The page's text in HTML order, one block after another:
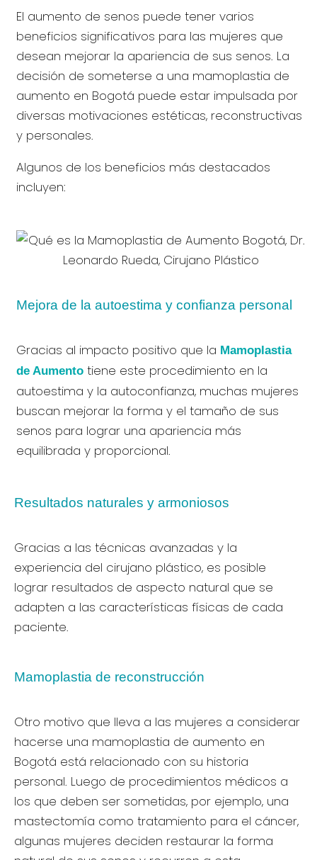
El aumento de senos puede tener varios
beneficios significativos para las mujeres que
desean mejorar la apariencia de sus senos. La
decisión de someterse a una mamoplastia de
aumento en Bogotá puede estar impulsada por
diversas motivaciones estéticas, reconstructivas
y personales.
Algunos de los beneficios más destacados
incluyen:
Mejora de la autoestima y confianza personal
Gracias al impacto positivo que la Mamoplastia
de Aumento tiene este procedimiento en la
autoestima y la autoconfianza, muchas mujeres
buscan mejorar la forma y el tamaño de sus
senos para lograr una apariencia más
equilibrada y proporcional.
Resultados naturales y armoniosos
Gracias a las técnicas avanzadas y la
experiencia del cirujano plástico, es posible
lograr resultados de aspecto natural que se
adapten a las características físicas de cada
paciente.
Mamoplastia de reconstrucción
Otro motivo que lleva a las mujeres a considerar
hacerse una mamoplastia de aumento en
Bogotá está relacionado con su historia
personal. Luego de procedimientos médicos a
los que deben ser sometidas, por ejemplo, una
mastectomía como tratamiento para el cáncer,
algunas mujeres deciden restaurar la forma